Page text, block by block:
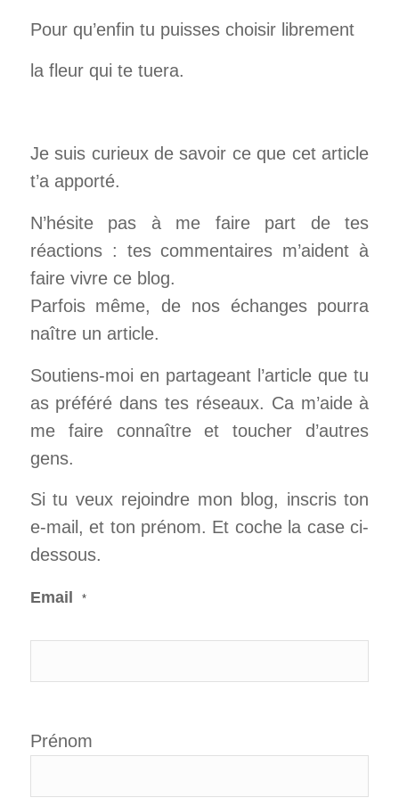
Pour qu’enfin tu puisses choisir librement
la fleur qui te tuera.
Je suis curieux de savoir ce que cet article
t’a apporté.
N’hésite pas à me faire part de tes
réactions : tes commentaires m’aident à
faire vivre ce blog.
Parfois même, de nos échanges pourra
naître un article.
Soutiens-moi en partageant l’article que tu
as préféré dans tes réseaux. Ca m’aide à
me faire connaître et toucher d’autres
gens.
Si tu veux rejoindre mon blog, inscris ton
e-mail, et ton prénom. Et coche la case ci-
dessous.
Email *
Prénom